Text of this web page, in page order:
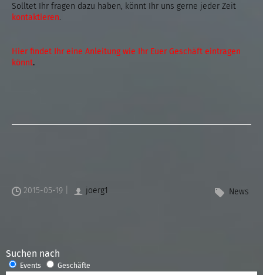
Solltet Ihr fragen dazu haben, könnt Ihr uns gerne jeder Zeit
kontaktieren
Hier findet Ihr eine Anleitung wie Ihr Euer Geschäft eintragen
könnt.
2015-05-19 | joerg1 News
Suchen nach
Events Geschäfte